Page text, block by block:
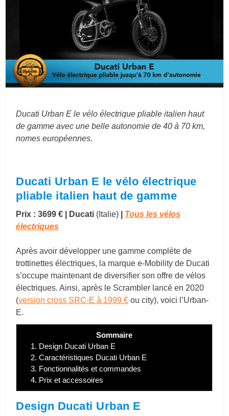
Ducati Urban E le vélo électrique pliable italien haut
de gamme avec une belle autonomie de 40 à 70 km,
nomes européennes.
Ducati Urban E le vélo électrique
pliable italien haut de gamme
Prix : 3699 € | Ducati (Italie)
Tous les vélos
électriques
Après avoir développer une gamme complète de
trottinettes électriques, la marque e-Mobility de Ducati
s’occupe maintenant de diversifier son offre de vélos
électriques. Ainsi, après le Scrambler lancé en 2020
(version cross SRC-E à 1999 € ou city), voici l’Urban-
E.
Sommaire
1. Design Ducati Urban E
2. Caractéristiques Ducati Urban E
3. Fonctionnalités et commandes
4. Prix et accessoires
Design Ducati Urban E